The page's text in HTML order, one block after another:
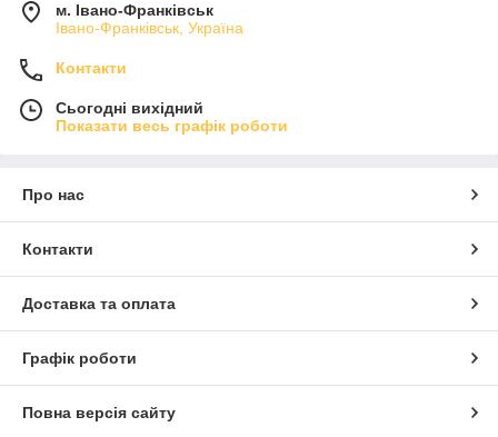
м. Івано-Франківськ
Івано-Франківськ, Україна
Контакти
Сьогодні вихідний
Показати весь графік роботи
Про нас
Контакти
Доставка та оплата
Графік роботи
Повна версія сайту